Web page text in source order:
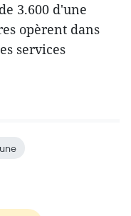
3.600 d'une
opèrent dans
services